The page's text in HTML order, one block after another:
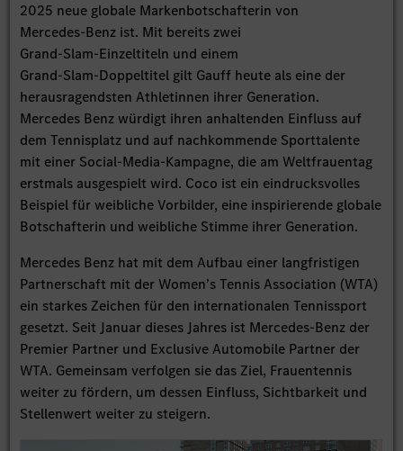
2025 neue globale Markenbotschafterin von
Mercedes‑Benz ist. Mit bereits zwei
Grand‑Slam‑Einzeltiteln und einem
Grand‑Slam‑Doppeltitel gilt Gauff heute als eine der
herausragendsten Athletinnen ihrer Generation.
Mercedes Benz würdigt ihren anhaltenden Einfluss auf
dem Tennisplatz und auf nachkommende Sporttalente
mit einer Social-Media-Kampagne, die am Weltfrauentag
erstmals ausgespielt wird. Coco ist ein eindrucksvolles
Beispiel für weibliche Vorbilder, eine inspirierende globale
Botschafterin und weibliche Stimme ihrer Generation.
Mercedes Benz hat mit dem Aufbau einer langfristigen
Partnerschaft mit der Women’s Tennis Association (WTA)
ein starkes Zeichen für den internationalen Tennissport
gesetzt. Seit Januar dieses Jahres ist Mercedes-Benz der
Premier Partner und Exclusive Automobile Partner der
WTA. Gemeinsam verfolgen sie das Ziel, Frauentennis
weiter zu fördern, um dessen Einfluss, Sichtbarkeit und
Stellenwert weiter zu steigern.